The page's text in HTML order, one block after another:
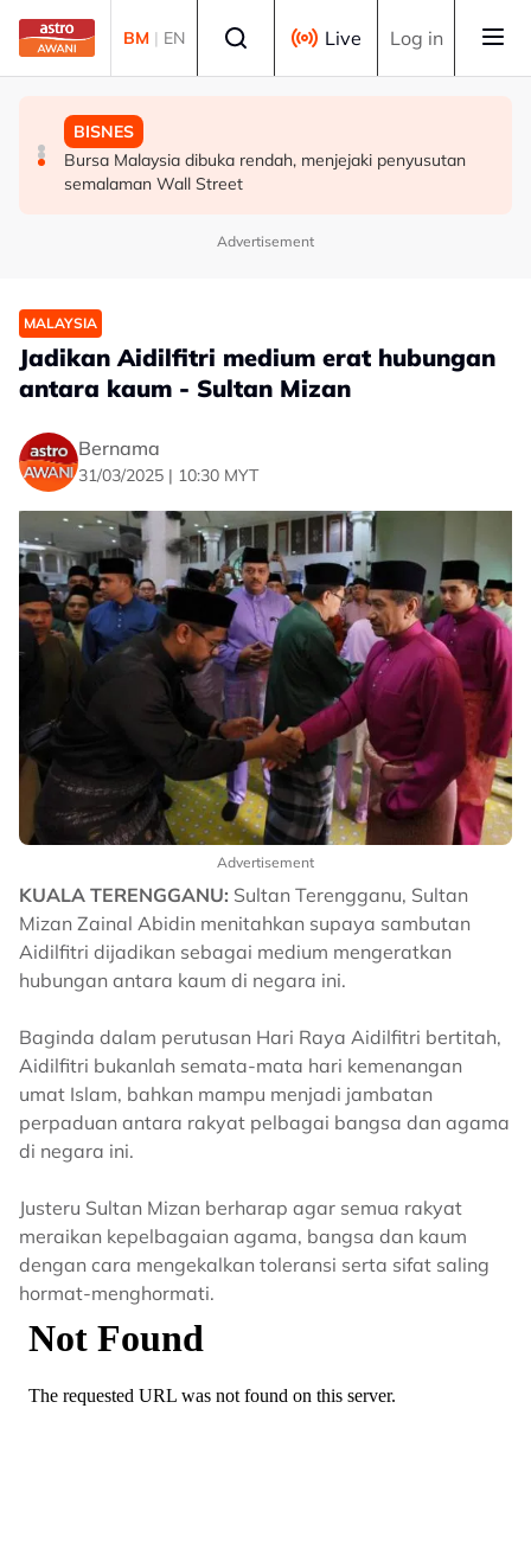
Skip to main content
BM | EN Live Log in
DUNIA
Konvoi Darat Palestin tiba di Gaziantep dalam
perjalanan ke wilayah Palestin
MALAYSIA
Siasatan segera tragedi renjatan elektrik tiga anggota
polis - Saifuddin Nasution
BISNES
Bursa Malaysia dibuka rendah, menjejaki penyusutan
semalaman Wall Street
Advertisement
MALAYSIA
Jadikan Aidilfitri medium erat hubungan
antara kaum - Sultan Mizan
Bernama
31/03/2025 | 10:30 MYT
Advertisement
KUALA TERENGGANU: Sultan Terengganu, Sultan
Mizan Zainal Abidin menitahkan supaya sambutan
Aidilfitri dijadikan sebagai medium mengeratkan
hubungan antara kaum di negara ini.
Baginda dalam perutusan Hari Raya Aidilfitri bertitah,
Aidilfitri bukanlah semata-mata hari kemenangan
umat Islam, bahkan mampu menjadi jambatan
perpaduan antara rakyat pelbagai bangsa dan agama
di negara ini.
Justeru Sultan Mizan berharap agar semua rakyat
meraikan kepelbagaian agama, bangsa dan kaum
dengan cara mengekalkan toleransi serta sifat saling
hormat-menghormati.